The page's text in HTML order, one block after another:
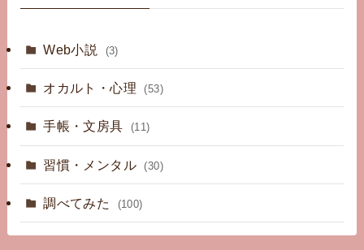
Web小説 (3)
オカルト・心理 (53)
手帳・文房具 (11)
習慣・メンタル (30)
調べてみた (100)